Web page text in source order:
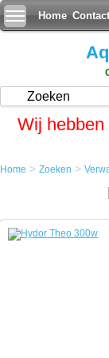
Home Contact
Wij
Interne
Hydor Theo 300w
Home > Zoeken >